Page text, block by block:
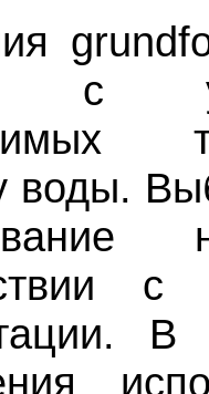
с
воды.
с